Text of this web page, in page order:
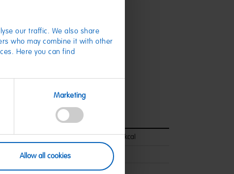
our traffic. We also share
who may combine it with other
Here you can find
Marketing
Allow all cookies
1434 kJ/337 kcal
Fettsäuren: < 0,1 g